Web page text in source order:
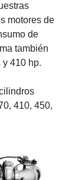
motores de
de
también
410 hp.
410, 450,